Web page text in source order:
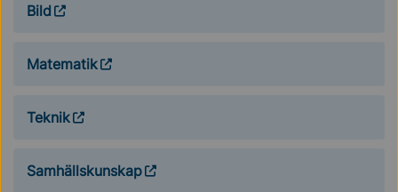
Bild
Matematik
Teknik
Samhällskunskap